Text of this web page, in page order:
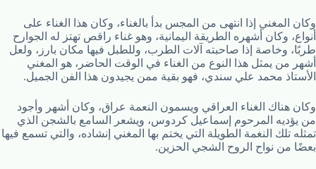
وكان المغني إذا انتهى من المجس بدأ بالغناء، وكان هذا الغناء على
أنواع، وكان أشهره الطريقة اليمانية، وهو غناء راقص تهتز له الجوارح
طربًا، وخاصة إذا صاحبته آلات الطرب، وللطبل فيها مكان بارز، ولعل
أشهر من يمثل هذا النوع من الغناء في الوقت الحاضر، هو المغني
الأستاذ محمد علي سندي، فهو بقية ممن يجيدون هذا الفن الجميل.
وكان هناك الغناء العراقي ويسمون النعمة عراق، وكان أشهر وأجود
من يؤديه المرحوم إسماعيل كردوس، ويشعر السامع بالشجن الذي
تمثله تلك النغمة الطويلة التي يختم بها المغني إنشاده، والتي تسمع فيها
بعضًا من نواح الروح الشجي الحزين.